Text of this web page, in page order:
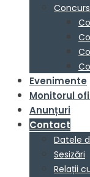
Evenimente
Monitorul
Anunțuri
Contact
Datele
Sesizări
Relații